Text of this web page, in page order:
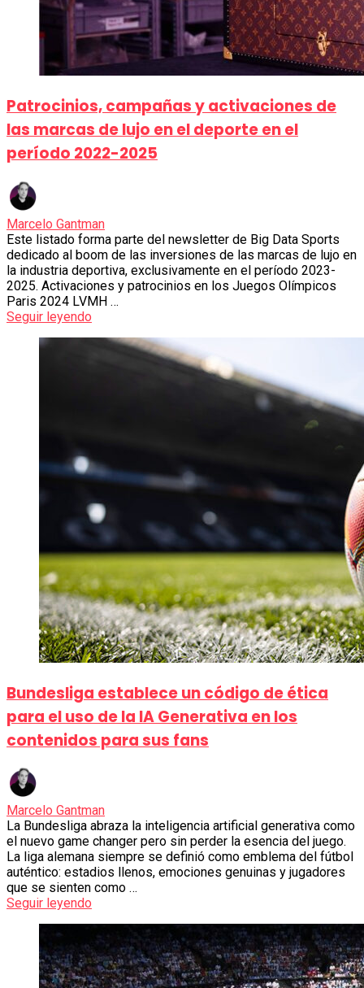
Patrocinios, campañas y activaciones de
las marcas de lujo en el deporte en el
período 2022-2025
Marcelo Gantman
Este listado forma parte del newsletter de Big Data Sports
dedicado al boom de las inversiones de las marcas de lujo en
la industria deportiva, exclusivamente en el período 2023-
2025. Activaciones y patrocinios en los Juegos Olímpicos
Paris 2024 LVMH …
Seguir leyendo
Bundesliga establece un código de ética
para el uso de la IA Generativa en los
contenidos para sus fans
Marcelo Gantman
La Bundesliga abraza la inteligencia artificial generativa como
el nuevo game changer pero sin perder la esencia del juego.
La liga alemana siempre se definió como emblema del fútbol
auténtico: estadios llenos, emociones genuinas y jugadores
que se sienten como …
Seguir leyendo